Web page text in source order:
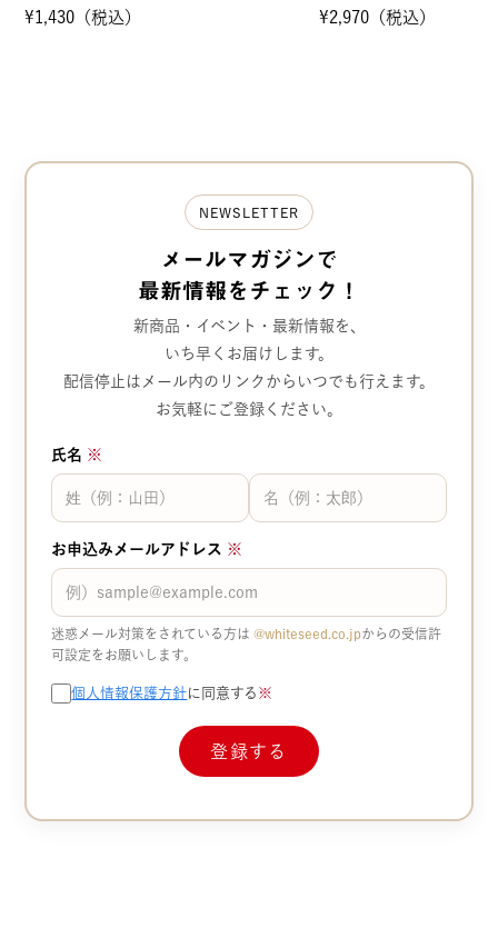
¥2,970（税込）
¥2,530（税込）
NEWSLETTER
メールマガジンで
最新情報をチェック！
新商品・イベント・最新情報を、
いち早くお届けします。
配信停止はメール内のリンクから いつでも行えます。
お気軽にご登録ください。
氏名 ※
お申込みメールアドレス ※
迷惑メール対策をされている方は@whiteseed.co.jp​​からの受信許
可設定をお願いします。
個人情報保護方針に同意する ※